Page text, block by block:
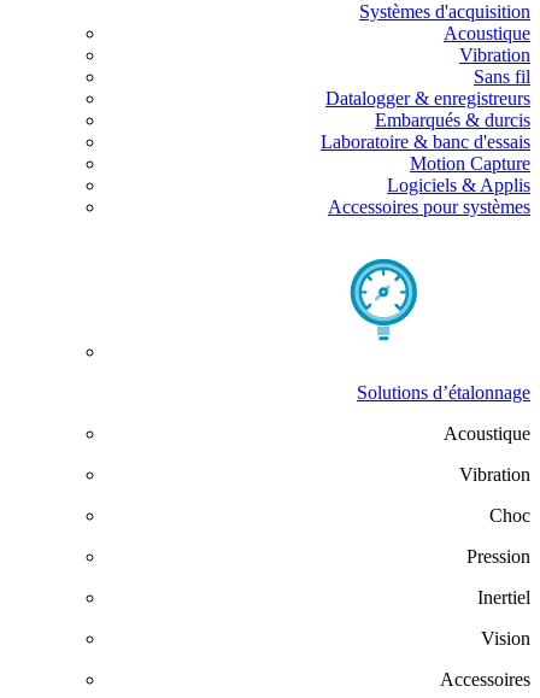
Systèmes d'acquisition
Acoustique
Vibration
Sans fil
Datalogger & enregistreurs
Embarqués & durcis
Laboratoire & banc d'essais
Motion Capture
Logiciels & Applis
Accessoires pour systèmes
Solutions d’étalonnage
Acoustique
Vibration
Choc
Pression
Inertiel
Vision
Accessoires